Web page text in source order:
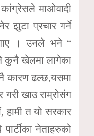
माओवादी
झुटा प्रचार गर्ने
। उनले भने “
कुनै खेलमा लागेका
कारण ढल्छ,यसमा
गरी खाउ राम्रोसंग
त यो सरकार
नेताहरुको